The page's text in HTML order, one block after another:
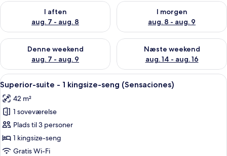
I aften
aug. 7 - aug. 8
Tjek tilgængelighed for i aften aug. 7 - aug. 8
I morgen
aug. 8 - aug. 9
Tjek tilgængelighed for i
Denne weekend
aug. 7 - aug. 9
Tjek tilgængelighed for denne weekend aug. 7 - aug. 9
Næste weekend
aug. 14 - aug. 16
Tjek tilgængelighed for næste
Indlæs
alle
billeder
af
Superior-
suite
-
Superior-suite - 1 kingsize-seng
9
Superior-suite - 1 kingsize-seng (Sensaciones)
42 m²
1 soveværelse
Plads til 3 personer
1 kingsize-seng
Gratis Wi-Fi